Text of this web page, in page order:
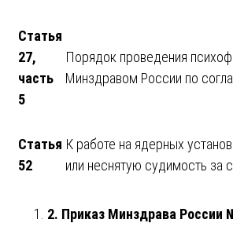
Статья
27,
часть
5
Порядок проведения
Минздравом России по
Статья
52
К работе на ядерных
или неснятую судимость за
2. Приказ Минздрава России